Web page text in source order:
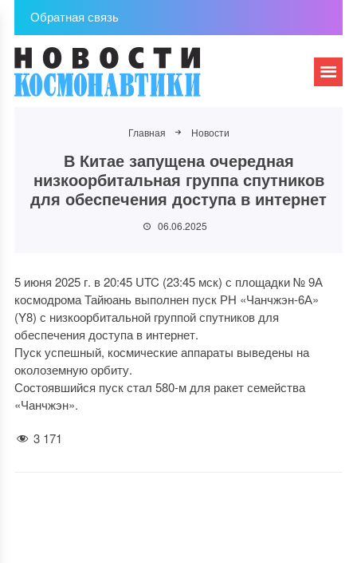
Обратная связь
Главная Новости
В Китае запущена очередная
низкоорбитальная группа спутников
для обеспечения доступа в интернет
06.06.2025
5 июня 2025 г. в 20:45 UTC (23:45 мск) с площадки № 9А
космодрома Тайюань выполнен пуск РН «Чанчжэн-6А»
(Y8) с низкоорбитальной группой спутников для
обеспечения доступа в интернет.
Пуск успешный, космические аппараты выведены на
околоземную орбиту.
Состоявшийся пуск стал 580-м для ракет семейства
«Чанчжэн».
3 171